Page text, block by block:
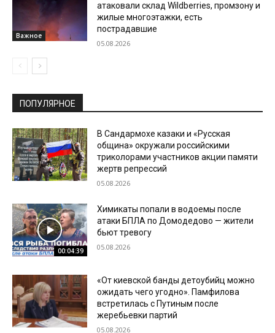
Важное
атаковали склад Wildberries, промзону и
жилые многоэтажки, есть
пострадавшие
05.08.2026
ПОПУЛЯРНОЕ
В Сандармохе казаки и «Русская
община» окружали российскими
триколорами участников акции памяти
жертв репрессий
05.08.2026
00:04:39
Химикаты попали в водоемы после
атаки БПЛА по Домодедово — жители
бьют тревогу
05.08.2026
«От киевской банды детоубийц можно
ожидать чего угодно». Памфилова
встретилась с Путиным после
жеребьевки партий
05.08.2026